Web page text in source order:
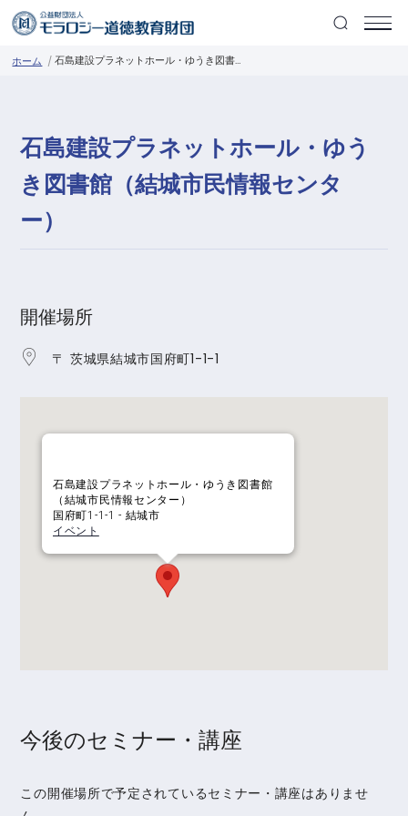
ホーム 石島建設プラネットホール・ゆうき図書館（結城市民情報センター）
石島建設プラネットホール・ゆう
き図書館（結城市民情報センタ
ー）
開催場所
〒 茨城県結城市国府町1-1-1
石島建設プラネットホール・ゆうき図書館
（結城市民情報センター）
国府町1-1-1 - 結城市
イベント
今後のセミナー・講座
この開催場所で予定されているセミナー・講座はありませ